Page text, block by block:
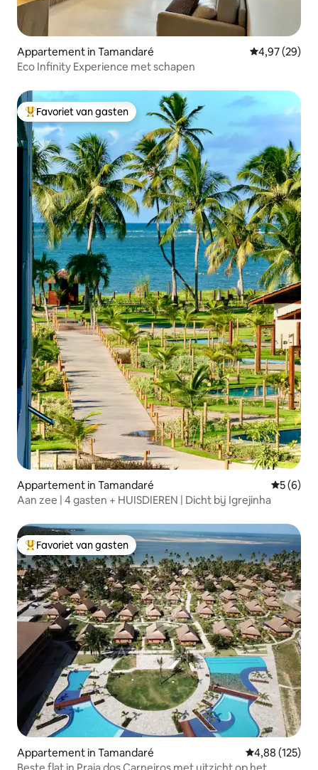
Appartement in Tamandaré Gemiddelde
4,97 (29)
Eco Infinity Experience met schapen
Topfavoriet van gasten
Favoriet van gasten
Appartement in Tamandaré
5 (6)
Aan zee | 4 gasten + HUISDIEREN | Dicht bij Igrejinha
Topfavoriet van gasten
Favoriet van gasten
Appartement in Tamandaré Gemiddelde
4,88 (125)